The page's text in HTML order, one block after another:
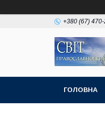
+380 (67)
ГОЛОВНА